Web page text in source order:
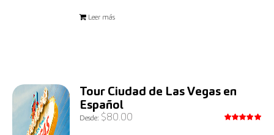
Leer más
Tour Ciudad de Las Vegas en
Español
Desde: $80.00